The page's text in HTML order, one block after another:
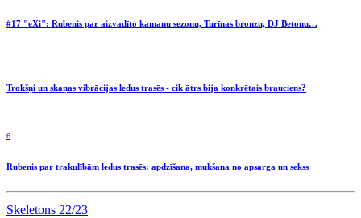
#17 "eXi": Rubenis par aizvadīto kamanu sezonu, Turīnas bronzu, DJ Betonu…
Trokšņi un skaņas vibrācijas ledus trasēs - cik ātrs bija konkrētais brauciens?
6
Rubenis par trakulībām ledus trasēs: apdzīšana, mukšana no apsarga un sekss
Skeletons 22/23